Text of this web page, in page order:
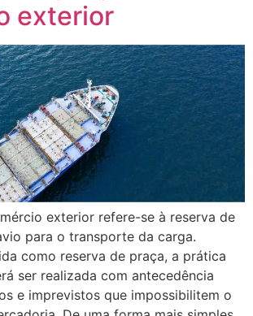
exterior
exterior refere-se à reserva de
para o transporte da carga.
como reserva de praça, a prática
ser realizada com antecedência
e imprevistos que impossibilitem o